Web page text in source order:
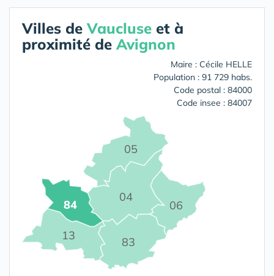
Villes deVaucluse et à
proximité de Avignon
Maire : Cécile HELLE
Population : 91 729 habs.
Code postal : 84000
Code insee : 84007
04
05
06
13 83
84